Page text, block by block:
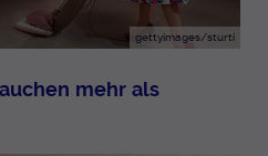
gettyimages/sturti
mehr als